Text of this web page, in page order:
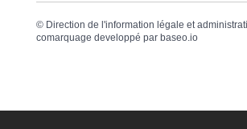
© Direction de l'information légale et
comarquage developpé par baseo.io